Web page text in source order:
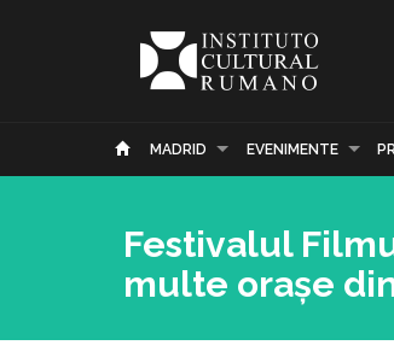
MADRID EVENIMENTE
Festivalul
multe orașe